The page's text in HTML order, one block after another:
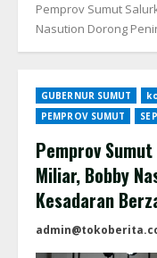
Pemprov Sumut
Nasution Dorong
GUBERNUR SUMUT
PEMPROV SUMUT
Pemprov
Miliar, Bobby
Kesadaran